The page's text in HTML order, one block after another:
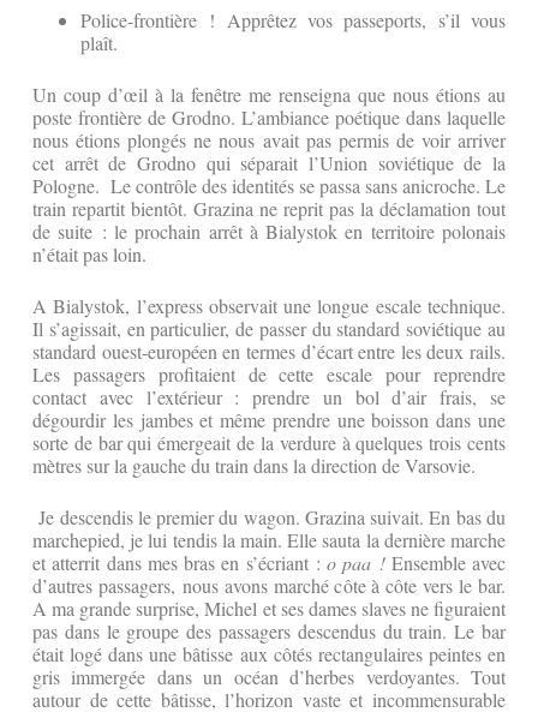
Police-frontière ! Apprêtez vos passeports, s’il vous
plaît.
Un coup d’œil à la fenêtre me renseigna que nous étions au
poste frontière de Grodno. L’ambiance poétique dans laquelle
nous étions plongés ne nous avait pas permis de voir arriver
cet arrêt de Grodno qui séparait l’Union soviétique de la
Pologne. Le contrôle des identités se passa sans anicroche. Le
train repartit bientôt. Grazina ne reprit pas la déclamation tout
de suite : le prochain arrêt à Bialystok en territoire polonais
n’était pas loin.
A Bialystok, l’express observait une longue escale technique.
Il s’agissait, en particulier, de passer du standard soviétique au
standard ouest-européen en termes d’écart entre les deux rails.
Les passagers profitaient de cette escale pour reprendre
contact avec l’extérieur : prendre un bol d’air frais, se
dégourdir les jambes et même prendre une boisson dans une
sorte de bar qui émergeait de la verdure à quelques trois cents
mètres sur la gauche du train dans la direction de Varsovie.
Je descendis le premier du wagon. Grazina suivait. En bas du
marchepied, je lui tendis la main. Elle sauta la dernière marche
et atterrit dans mes bras en s’écriant : o paa ! Ensemble avec
d’autres passagers, nous avons marché côte à côte vers le bar.
A ma grande surprise, Michel et ses dames slaves ne figuraient
pas dans le groupe des passagers descendus du train. Le bar
était logé dans une bâtisse aux côtés rectangulaires peintes en
gris immergée dans un océan d’herbes verdoyantes. Tout
autour de cette bâtisse, l’horizon vaste et incommensurable